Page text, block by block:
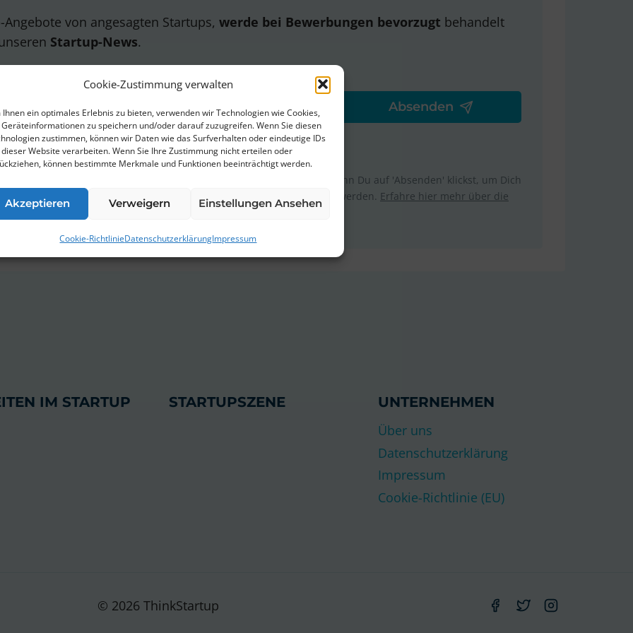
Cookie-Zustimmung verwalten
Ihnen ein optimales Erlebnis zu bieten, verwenden wir Technologien wie Cookies,
Geräteinformationen zu speichern und/oder darauf zuzugreifen. Wenn Sie diesen
zustimmen, können wir Daten wie das Surfverhalten oder eindeutige IDs
Website verarbeiten. Wenn Sie Ihre Zustimmung nicht erteilen oder
können bestimmte Merkmale und Funktionen beeinträchtigt werden.
Akzeptieren Verweigern Einstellungen Ansehen
Cookie-RichtlinieDatenschutzerklärungImpressum
von angesagten Startups, werde bei Bewerbungen bevorzugt behandelt
Startup-News.
von ThinkStartup zu.
Wir verwenden Mailchimp als unsere Marketingplattform. Wenn Du auf 'Absenden' klickst, um Dich
dass deine Daten zur Verarbeitung an MailChimp übermittelt werden.
Erfahre hier mehr über die
Infos findest Du in unsererDatenschutzerklärung .
IM STARTUP STARTUPSZENE
UNTERNEHMEN
Über uns
Datenschutzerklärung
Impressum
Cookie-Richtlinie (EU)
© 2026 ThinkStartup